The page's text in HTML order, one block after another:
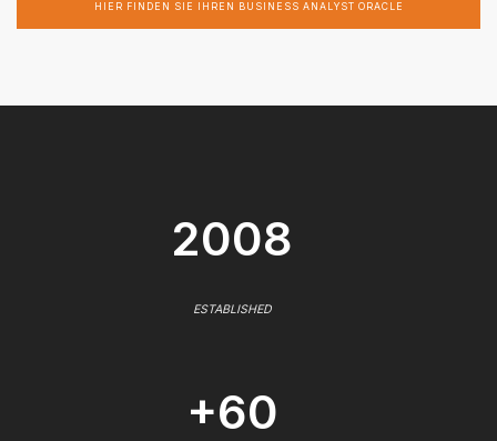
HIER FINDEN SIE IHREN BUSINESS ANALYST ORACLE
2008
ESTABLISHED
+60